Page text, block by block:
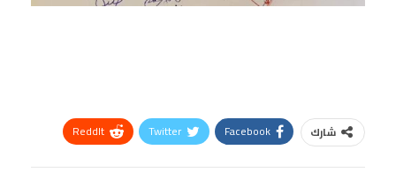
شارك Facebook
Twitter
ReddIt